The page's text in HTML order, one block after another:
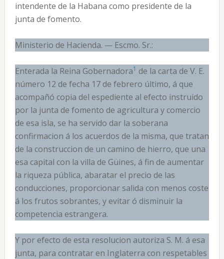
intendente de la Habana como presidente de la
junta de fomento.
Ministerio de Hacienda. — Escmo. Sr.:
Enterada la Reina Gobernadora1 de la carta de V. E.
número 12 de fecha 17 de febrero último, á que
acompañó copia del espediente al efecto instruido
por la junta de fomento de agricultura y comercio
de esa isla, se ha servido dar la soberana
confirmacion á los acuerdos de la misma, que tratan
de la construccion de un camino de hierro, que una
esa capital con la villa de Güines, á fin de aumentar
la riqueza pública, abaratar el precio de las
conducciones, proporcionar salida con menos coste
á los frutos sobrantes, y evitar ó disminuir la
competencia estrangera.
Y por efecto de esta resolucion autoriza S. M. á esa
junta, para contratar en Inglaterra con respetables